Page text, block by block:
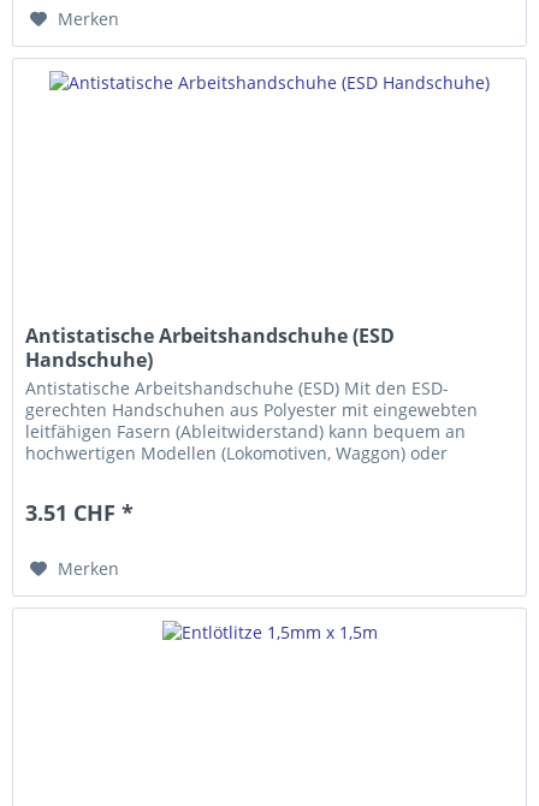
Merken
Antistatische Arbeitshandschuhe (ESD
Handschuhe)
Antistatische Arbeitshandschuhe (ESD) Mit den ESD-
gerechten Handschuhen aus Polyester mit eingewebten
leitfähigen Fasern (Ableitwiderstand) kann bequem an
hochwertigen Modellen (Lokomotiven, Waggon) oder
3.51 CHF *
Merken